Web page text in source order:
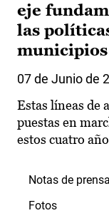
eje
las
municipios
07 de Junio de
Estas líneas de
puestas en
estos cuatro
Notas de prensa
Fotos